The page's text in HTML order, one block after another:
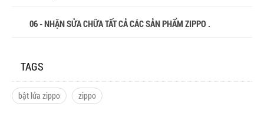
06 - NHẬN SỬA CHỮA TẤT CẢ CÁC SẢN PHẨM ZIPPO .
TAGS
bật lửa zippo zippo